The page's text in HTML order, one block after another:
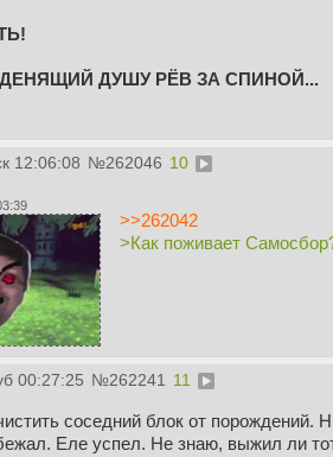
ДУШУ РЁВ ЗА СПИНОЙ...
12:06:08 №262046 10
>>262042
>Как поживает
00:27:25 №262241 11
соседний блок от порождений.
Еле успел. Не знаю, выжил ли